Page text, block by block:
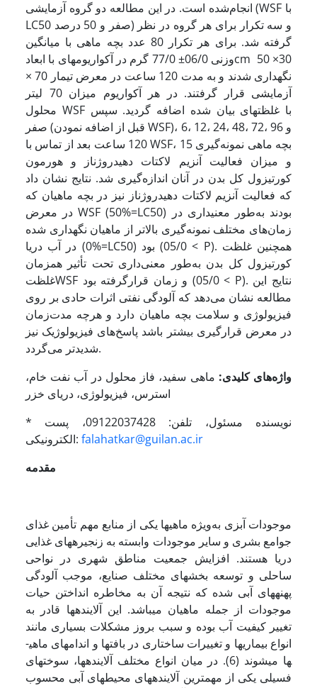
انجام‌شده است. در این مطالعه دو گروه آزمایشی (WSF با
LC50 صفر و 50 درصد) و سه تکرار برای هر گروه در نظر
گرفته شد. برای هر تکرار 80 عدد بچه ماهی با میانگین
وزنی 06/0± 77/0 گرم در آکواریوم­های با ابعادcm 50 ×30
× 70 نگهداری شدند و به مدت 120 ساعت در معرض تیمار
آزمایشی قرار گرفتند. در هر آکواریوم میزان 70 لیتر
محلول WSF با غلظت­های بیان شده اضافه گردید. سپس
صفر (قبل از اضافه نمودن WSF)، 6، 12، 24، 48، 72، 96 و
120 ساعت بعد از تماس با WSF، 15 بچه ماهی نمونه‌گیری
و میزان فعالیت آنزیم لاکتات دهیدروژناز و هورمون
کورتیزول کل بدن در آنان اندازه‌گیری شد. نتایج نشان داد
که فعالیت آنزیم لاکتات دهیدروژناز نیز در بچه ماهیان که
در معرض WSF (50%=LC50) بودند به‌طور معنی­داری در
زمان‌های مختلف نمونه‌گیری بالاتر از ماهیان نگهداری شده
در آب دریا (0%=LC50) بود (05/0 < P). همچنین غلظت
کورتیزول کل بدن به‌طور معنی‌داری تحت تأثیر همزمان
غلظتWSF و زمان قرارگرفته بود (05/0 < P). نتایج این
مطالعه نشان می‌دهد که آلودگی نفتی اثرات حادی بر روی
فیزیولوژی و سلامت بچه ماهیان دارد و هرچه مدت‌زمان
در معرض قرارگیری بیشتر باشد پاسخ‌های فیزیولوژیک نیز
شدیدتر می‌گردد.
واژه‌های کلیدی: ماهی سفید، فاز محلول در آب نفت خام،
استرس، فیزیولوژی، دریای خزر
* نویسنده مسئول، تلفن: 09122037428، پست
الکترونیکی: falahatkar@guilan.ac.ir
مقدمه
موجودات آبزی به‌ویژه ماهی­ها یکی از منابع مهم تأمین غذای
جوامع بشری و سایر موجودات وابسته به زنجیره­های غذایی
دریا هستند. افزایش جمعیت مناطق شهری در نواحی
ساحلی و توسعه بخش­های مختلف صنایع، موجب آلودگی
پهنه­های آبی شده که نتیجه آن به مخاطره انداختن حیات
موجودات از جمله ماهیان می­باشد. این آلاینده­ها قادر به
تغییر کیفیت آب بوده و سبب بروز مشکلات بسیاری مانند
انواع بیماری­ها و تغییرات ساختاری در بافت­ها و اندام­های ماهی­
ها می­شوند (6). در میان انواع مختلف آلاینده­ها، سوخت­های
فسیلی یکی از مهم­ترین آلاینده­های محیط­های آبی محسوب